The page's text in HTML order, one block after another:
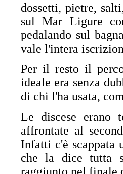
dossetti, pietre,
sul Mar Ligure
pedalando sul
vale l'intera
Per il resto il
ideale era senza
di chi l'ha usata,
Le discese erano
affrontate al
Infatti c'è scappata
che la dice tutta
raggiunto nel finale